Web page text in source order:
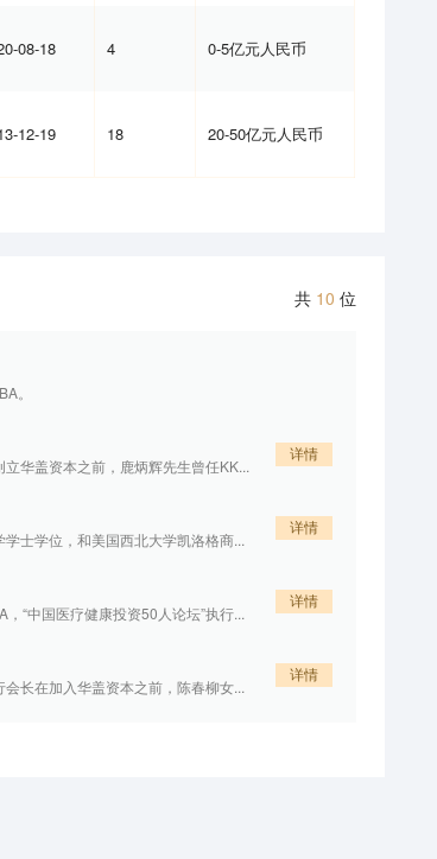
08-18 4 0-5亿元人民币
12-19 18 20-50亿元人民币
共 10 位
。
华盖资本之前，鹿炳辉先生曾任KK...
详情
士学位，和美国西北大学凯洛格商...
详情
“中国医疗健康投资50人论坛”执行...
详情
长在加入华盖资本之前，陈春柳女...
详情